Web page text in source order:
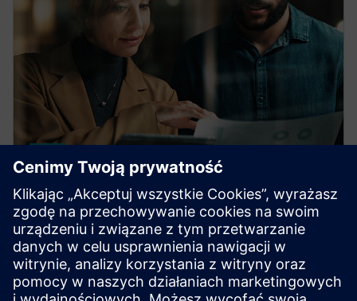
HPCWorks Insight Pro for
License Analytics
Optimize your budget and get the most from your
software assets with real-time insight, advanced
license optimization and lightning-fast performance.